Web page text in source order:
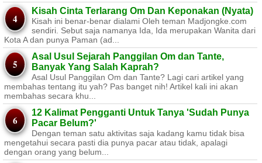
Kisah Cinta Terlarang Om Dan Keponakan (Nyata)
Kisah ini benar-benar dialami Oleh teman Madjongke.com
sendiri. Sebut saja namanya Ida, Ida merupakan Wanita dari
Kota A dan punya Paman (ad...
Asal Usul Sejarah Panggilan Om dan Tante,
Banyak Yang Salah Kaprah?
Asal Usul Panggilan Om dan Tante? Lagi cari artikel yang
membahas tentang itu yah? Pas banget nih! Artikel kali ini akan
membahas secara khu...
12 Kalimat Pengganti Untuk Tanya 'Sudah Punya
Pacar Belum?'
Dengan teman satu aktivitas saja kadang kamu tidak bisa
mengetahui secara pasti dia punya pacar atau tidak, apalagi
dengan orang yang belum...